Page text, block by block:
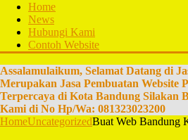
Home
News
Hubungi Kami
Contoh Website
Assalamulaikum, Selamat Datang di
Merupakan Jasa Pembuatan Website
Terpercaya di Kota Bandung Silakan
Kami di No Hp/Wa: 081323023200
HomeUncategorizedBuat Web Bandung